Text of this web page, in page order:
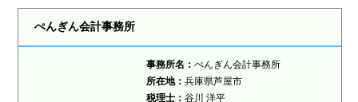
ぺんぎん会計事務所
事務所名： ぺんぎん会計事務所
所在地： 兵庫県芦屋市
税理士： 谷川 洋平